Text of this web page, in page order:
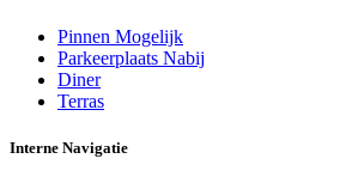
Pinnen Mogelijk
Parkeerplaats Nabij
Diner
Terras
Interne Navigatie